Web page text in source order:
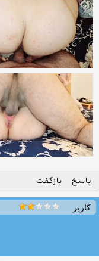
پاسخ بازگفت
کاربر